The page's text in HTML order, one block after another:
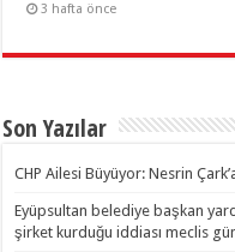
3 hafta önce
Son Yazılar
CHP Ailesi Büyüyor: Nesrin
Eyüpsultan belediye başkan
şirket kurduğu iddiası meclis